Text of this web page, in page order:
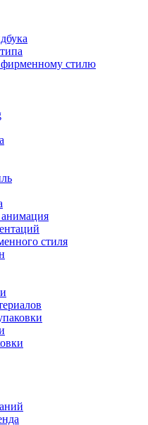
фирменному стилю
стиля